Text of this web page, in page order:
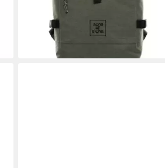
lieferbar - in 2-3 Werktagen bei dir